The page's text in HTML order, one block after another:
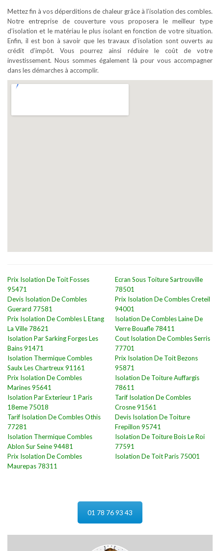
Mettez fin à vos déperditions de chaleur grâce à l’isolation des combles.
Notre entreprise de couverture vous proposera le meilleur type
d’isolation et le matériau le plus isolant en fonction de votre situation.
Enfin, il est bon à savoir que les travaux d’isolation sont ouverts au
crédit d’impôt. Vous pourrez ainsi réduire le coût de votre
investissement. Nous sommes également là pour vous accompagner
dans les démarches à accomplir.
Prix Isolation De Toit Fosses
95471
Devis Isolation De Combles
Guerard 77581
Prix Isolation De Combles L Etang
La Ville 78621
Isolation Par Sarking Forges Les
Bains 91471
Isolation Thermique Combles
Saulx Les Chartreux 91161
Prix Isolation De Combles
Marines 95641
Isolation Par Exterieur 1 Paris
18eme 75018
Tarif Isolation De Combles Othis
77281
Isolation Thermique Combles
Ablon Sur Seine 94481
Prix Isolation De Combles
Maurepas 78311
Ecran Sous Toiture Sartrouville
78501
Prix Isolation De Combles Creteil
94001
Isolation De Combles Laine De
Verre Bouafle 78411
Cout Isolation De Combles Serris
77701
Prix Isolation De Toit Bezons
95871
Isolation De Toiture Auffargis
78611
Tarif Isolation De Combles
Crosne 91561
Devis Isolation De Toiture
Frepillon 95741
Isolation De Toiture Bois Le Roi
77591
Isolation De Toit Paris 75001
01 78 76 93 43